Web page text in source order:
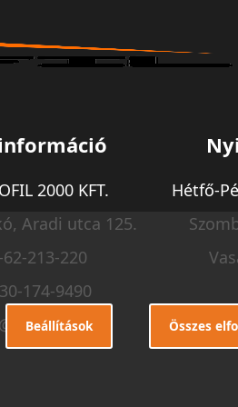
2000 KFT.
Aradi utca 125.
62-213-220
174-9490
profil.hu
Hétfő-
Beállítások Összes